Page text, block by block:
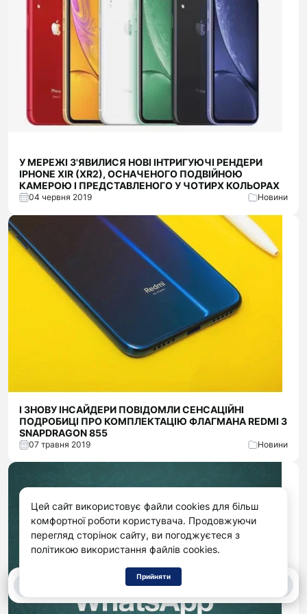
У МЕРЕЖІ З'ЯВИЛИСЯ НОВІ ІНТРИГУЮЧІ РЕНДЕРИ
IPHONE XIR (XR2), ОСНАЧЕНОГО ПОДВІЙНОЮ
КАМЕРОЮ І ПРЕДСТАВЛЕНОГО У ЧОТИРХ КОЛЬОРАХ
04 червня 2019 Новини
І ЗНОВУ ІНСАЙДЕРИ ПОВІДОМЛИ СЕНСАЦІЙНІ
ПОДРОБИЦІ ПРО КОМПЛЕКТАЦІЮ ФЛАГМАНА REDMI З
SNAPDRAGON 855
07 травня 2019 Новини
Цей сайт використовує файли cookies для більш
комфортної роботи користувача. Продовжуючи
перегляд сторінок сайту, ви погоджуєтеся з
політикою використання файлів cookies.
Прийняти